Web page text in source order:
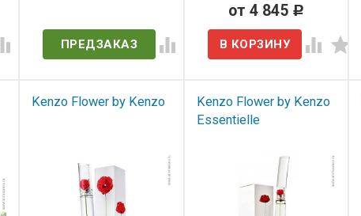
ПРЕДЗАКАЗ
от 4 845 Р
Kenzo Flower by Kenzo
Kenzo Flower by Kenzo
Essentielle